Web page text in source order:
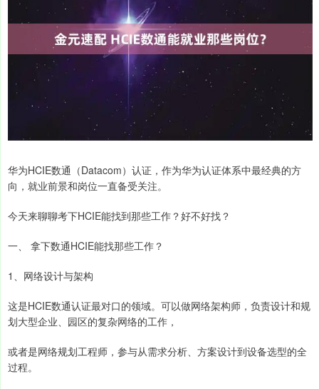
华为HCIE数通（Datacom）认证，作为华为认证体系中最经典的方
向，就业前景和岗位一直备受关注。
今天来聊聊考下HCIE能找到那些工作？好不好找？
一、 拿下数通HCIE能找那些工作？
1、网络设计与架构
这是HCIE数通认证最对口的领域。可以做网络架构师，负责设计和规
划大型企业、园区的复杂网络的工作，
或者是网络规划工程师，参与从需求分析、方案设计到设备选型的全
过程。